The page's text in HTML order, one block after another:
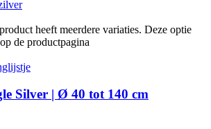
heeft meerdere variaties. Deze optie
de productpagina
Silver | Ø 40 tot 140 cm